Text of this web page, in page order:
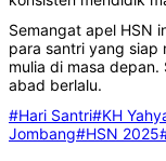
Semangat apel HSN
para santri yang siap
mulia di masa
abad berlalu.
#Hari Santri#KH
Jombang#HSN 2025